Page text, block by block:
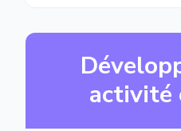
activité